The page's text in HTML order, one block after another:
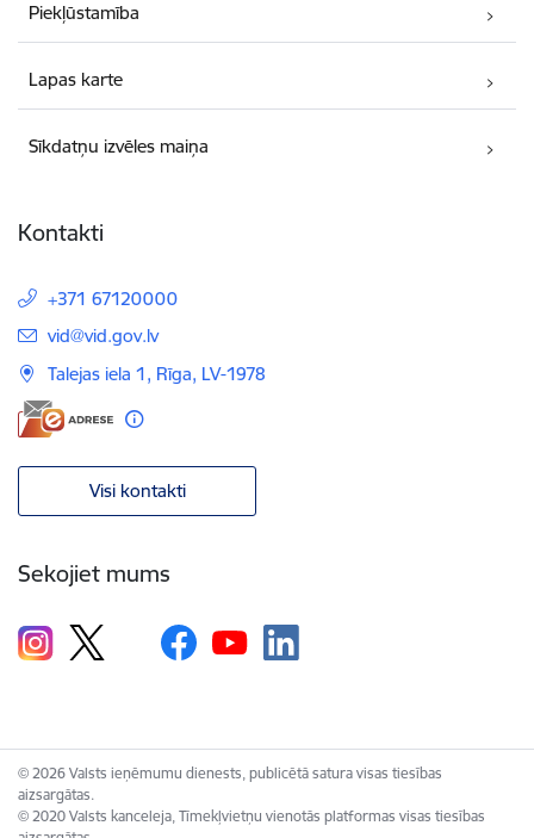
Piekļūstamība
Lapas karte
Sīkdatņu izvēles maiņa
Kontakti
+371 67120000
E-pasts:
vid@vid.gov.lv
Talejas iela 1, Rīga, LV-1978
Visi kontakti
Sekojiet mums
© 2026 Valsts ieņēmumu dienests, publicētā satura visas tiesības
aizsargātas.
© 2020 Valsts kanceleja, Tīmekļvietņu vienotās platformas visas tiesības